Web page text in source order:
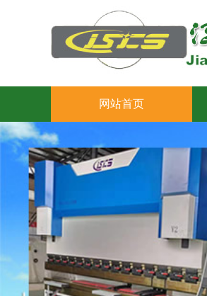
网站首页